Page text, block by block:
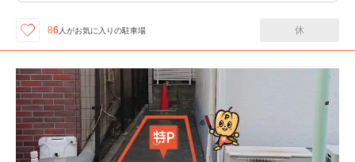
86 人がお気に入りの駐車場 休